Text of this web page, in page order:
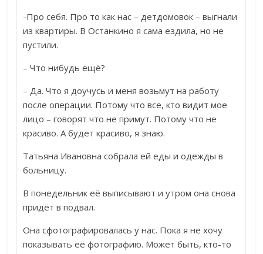
-Про себя. Про то как нас – детдомовок – выгнали
из квартиры. В Останкино я сама ездила, но не
пустили.
– Что нибудь ещё?
– Да. Что я доучусь и меня возьмут на работу
после операции. Потому что все, кто видит мое
лицо – говорят что не примут. Потому что не
красиво. А будет красиво, я знаю.
Татьяна Ивановна собрала ей еды и одежды в
больницу.
В понедельник её выписывают и утром она снова
придёт в подвал.
Она сфотографировалась у нас. Пока я не хочу
показывать её фотографию. Может быть, кто-то